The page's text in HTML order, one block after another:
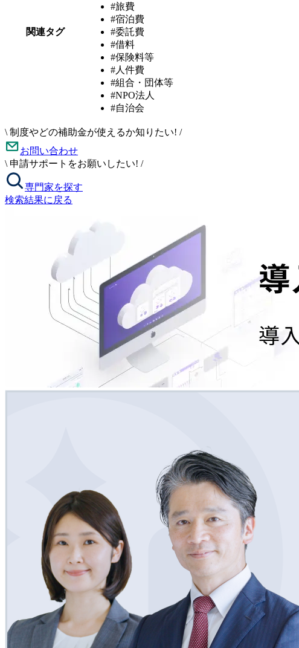
関連タグ
#旅費
#宿泊費
#委託費
#借料
#保険料等
#人件費
#組合・団体等
#NPO法人
#自治会
\ 制度やどの補助金が使えるか知りたい! /
お問い合わせ
\ 申請サポートをお願いしたい! /
専門家を探す
検索結果に戻る